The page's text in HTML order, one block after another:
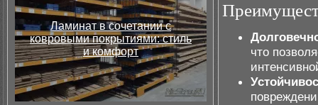
Ламинат в сочетании с
ковровыми покрытиями: стиль
и комфорт
что